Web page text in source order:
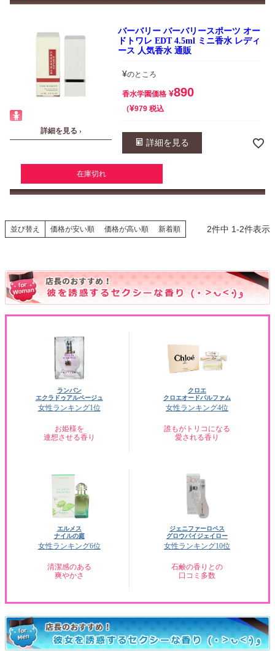
詳細を見る ›
バーバリー バーバリースポーツ オー
ドトワレ EDT 4.5ml ミニ香水 レディ
ース 人気香水 通販
¥のところ
香水学園価格 ¥890
¥979 税込
詳細を見る
在庫切れ
並び替え 価格が安い順 価格が高い順 新着順 2件中 1-2件表示
ランバン
エクラドゥアルページュ
女性ランキング1位
お姫様を
連想させる香り
クロエ
クロエオードパルファム
女性ランキング4位
誰もがトリコになる
愛される香り
エルメス
ナイルの庭
女性ランキング6位
清潔感のある
爽やかさ
ジェニファーロペス
グロウバイジェイロー
女性ランキング10位
石鹸の香りとの
口コミ多数